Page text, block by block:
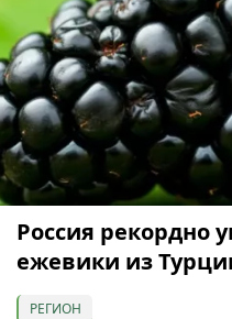
Россия рекордно
ежевики из
РЕГИОН